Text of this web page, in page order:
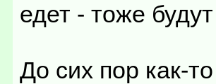
едет - тоже
До сих пор как-